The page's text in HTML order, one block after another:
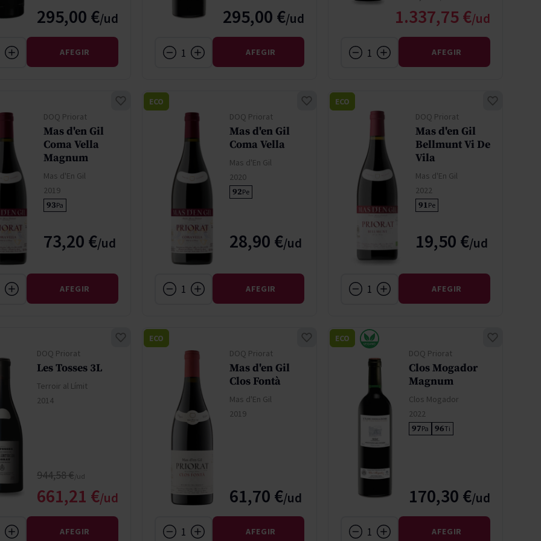
295,00 €
AFEGIR
295,00 €
AFEGIR
Special Price
1.337,75 €
AFEGIR
DOQ Priorat
Mas d'en Gil
Coma Vella
Magnum
Mas d'En Gil
2019
93Pa
73,20 €
AFEGIR
DOQ Priorat
Mas d'en Gil
Coma Vella
Mas d'En Gil
2020
92Pe
28,90 €
ECO
AFEGIR
DOQ Priorat
Mas d'en Gil
Bellmunt Vi De
Vila
Mas d'En Gil
2022
91Pe
19,50 €
ECO
AFEGIR
DOQ Priorat
Les Tosses 3L
Terroir al Límit
2014
Special Price
661,21 €
Regular Price
944,58 €
AFEGIR
DOQ Priorat
Mas d'en Gil
Clos Fontà
Mas d'En Gil
2019
61,70 €
ECO
AFEGIR
DOQ Priorat
Clos Mogador
Magnum
Clos Mogador
2022
97Pa 96Ti
170,30 €
ECO
AFEGIR